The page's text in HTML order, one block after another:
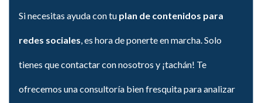
Si necesitas ayuda con tu plan de contenidos para
redes sociales, es hora de ponerte en marcha. Solo
tienes que contactar con nosotros y ¡tachán! Te
ofrecemos una consultoría bien fresquita para analizar